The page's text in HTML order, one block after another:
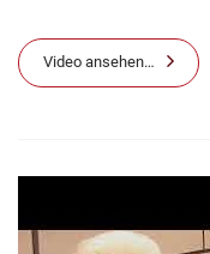
Video ansehen…